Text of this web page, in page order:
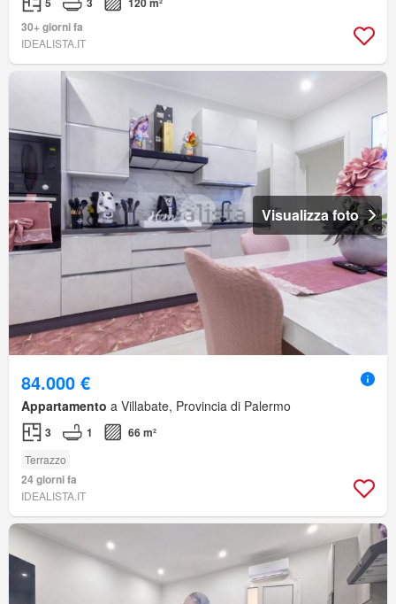
30+ giorni fa
IDEALISTA.IT
Visualizza foto
84.000 €
Appartamento a Villabate, Provincia di Palermo
3 1 66 m²
Terrazzo
24 giorni fa
IDEALISTA.IT